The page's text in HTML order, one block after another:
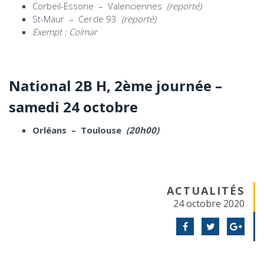
Corbeil-Essone – Valenciennes (reporté)
St-Maur – Cercle 93 (reporté)
Exempt : Colmar
National 2B H, 2ème journée –
samedi 24 octobre
Orléans – Toulouse (20h00)
ACTUALITÉS
24 octobre 2020